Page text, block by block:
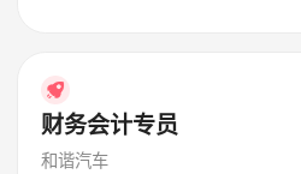
财务会计专员
和谐汽车